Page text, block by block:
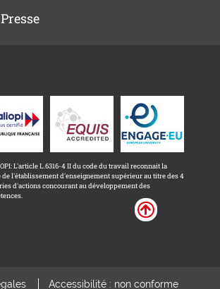
Presse
L'article L.6316-4 II du code du travail reconnait la
de l'établissement d'enseignement supérieur au titre des 4
d'actions concourant au développement des
Accessibilité : non conforme